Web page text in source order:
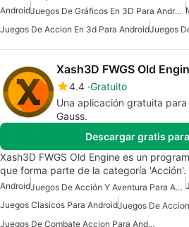
Android Juegos De Gráficos En 3D Para Android
Juegos De Accion En 3d Para Android
Xash3D FWGS Old
4.4 Gratuito
Una aplicación gratuita
Gauss.
Descargar gratis
Xash3D FWGS Old Engine es un
que forma parte de la categoría 'Acción'.
Android Juegos De Acción Y Aventura Para Android
Juegos Clasicos Para AndroidJuegos De
Juegos De Combate Accion Para Android